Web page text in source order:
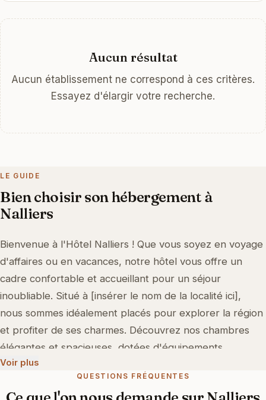
Aucun résultat
Aucun établissement ne correspond à ces critères.
Essayez d'élargir votre recherche.
LE GUIDE
Bien choisir son hébergement à
Nalliers
Bienvenue à l'Hôtel Nalliers ! Que vous soyez en voyage
d'affaires ou en vacances, notre hôtel vous offre un
cadre confortable et accueillant pour un séjour
inoubliable. Situé à [insérer le nom de la localité ici],
nous sommes idéalement placés pour explorer la région
et profiter de ses charmes. Découvrez nos chambres
élégantes et spacieuses, dotées d'équipements
modernes pour garantir votre confort. Profitez d'un
délicieux petit-déjeuner pour bien commencer la
Voir plus
QUESTIONS FRÉQUENTES